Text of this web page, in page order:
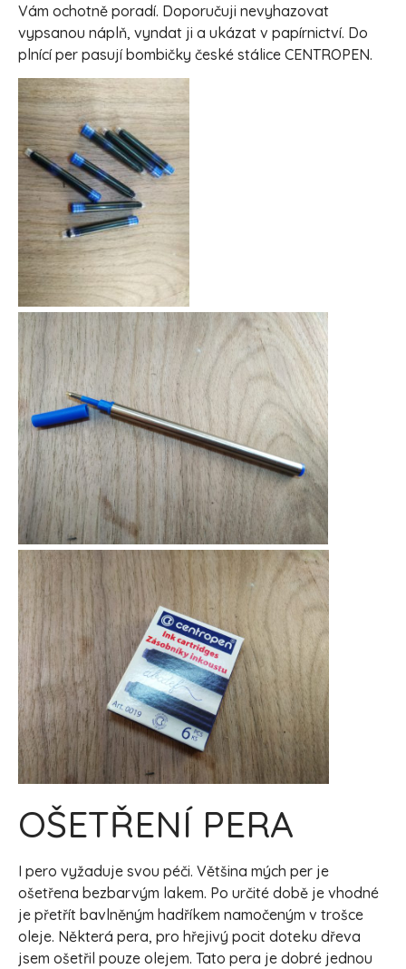
Vám ochotně poradí. Doporučuji nevyhazovat
vypsanou náplň, vyndat ji a ukázat v papírnictví. Do
plnící per pasují bombičky české stálice CENTROPEN.
OŠETŘENÍ PERA
I pero vyžaduje svou péči. Většina mých per je
ošetřena bezbarvým lakem. Po určité době je vhodné
je přetřít bavlněným hadříkem namočeným v trošce
oleje. Některá pera, pro hřejivý pocit doteku dřeva
jsem ošetřil pouze olejem. Tato pera je dobré jednou